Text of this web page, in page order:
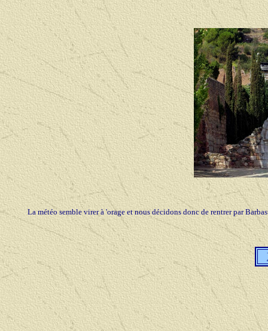
La météo semble virer à 'orage et nous décidons donc de rentrer par